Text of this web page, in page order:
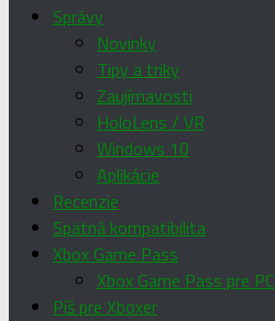
Správy
Novinky
Tipy a triky
Zaujímavosti
HoloLens / VR
Windows 10
Aplikácie
Recenzie
Spätná kompatibilita
Xbox Game Pass
Xbox Game Pass pre PC
Píš pre Xboxer